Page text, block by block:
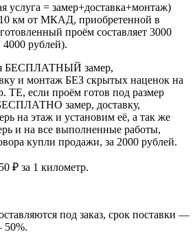
услуга = замер+доставка+монтаж)
км от МКАД, приобретенной в
проём составляет 3000
4000 рублей).
БЕСПЛАТНЫЙ замер,
и монтаж БЕЗ скрытых наценок на
ТЕ, если проём готов под размер
замер, доставку,
на этаж и установим её, а так же
и на все выполненные работы,
купли продажи, за 2000 рублей.
₽ за 1 километр.
под заказ, срок поставки —
50%.